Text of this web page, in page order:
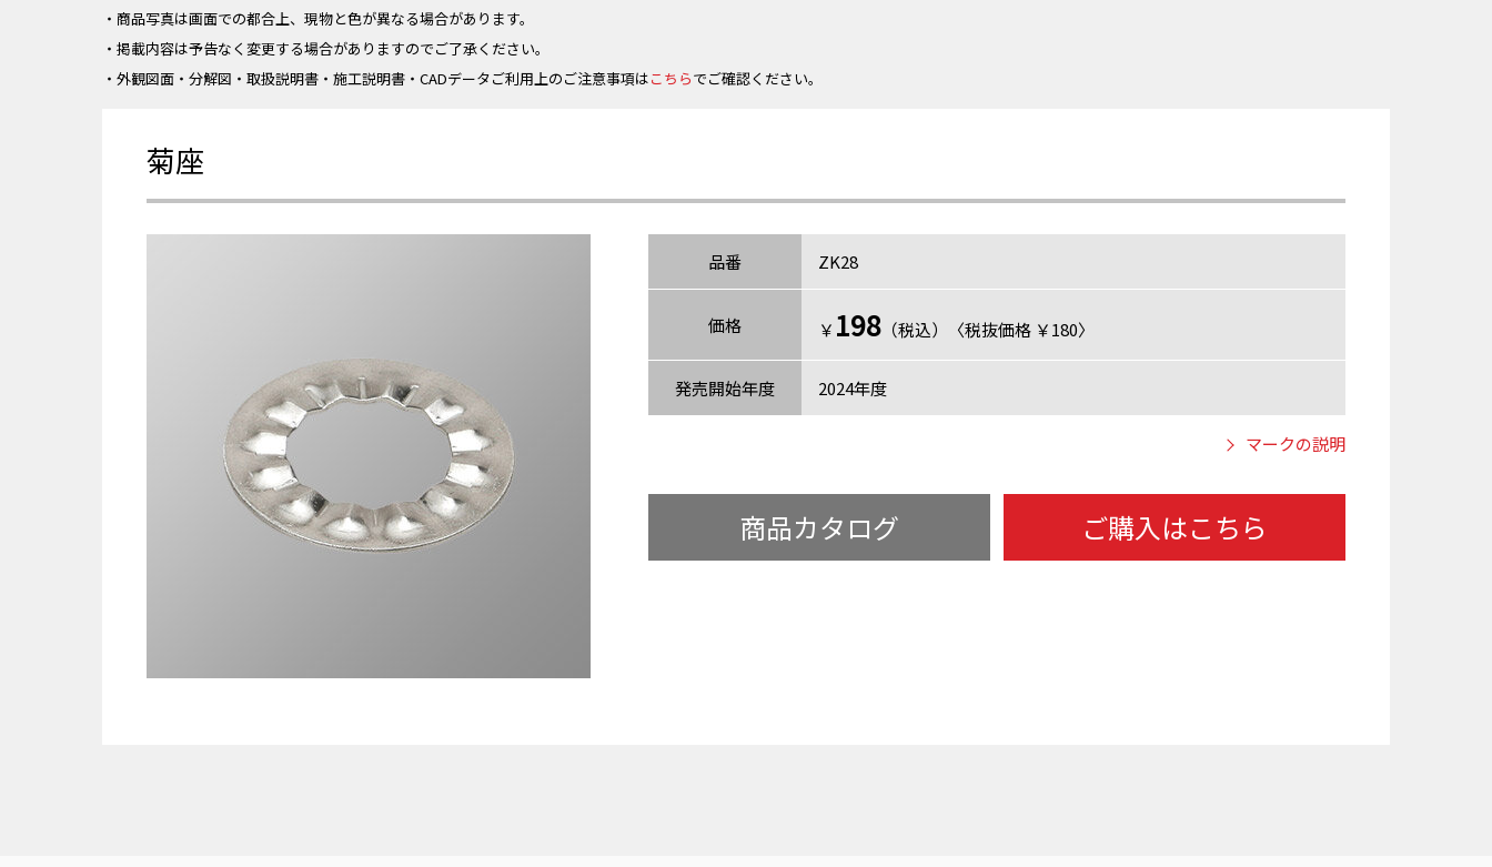
・商品写真は画面での都合上、現物と色が異なる場合があります。
・掲載内容は予告なく変更する場合がありますのでご了承ください。
・外観図面・分解図・取扱説明書・施工説明書・CADデータご利用上のご注意事項はこちらでご確認ください。
菊座
品番 ZK28
価格 ￥ 198 （税込）〈税抜価格 ￥180〉
発売開始年度 2024年度
マークの説明
商品カタログ ご購入はこちら